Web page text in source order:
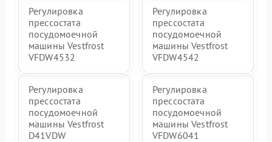
Регулировка
прессостата
посудомоечной
машины Vestfrost
VFDW4532
Регулировка
прессостата
посудомоечной
машины Vestfrost
VFDW4542
Регулировка
прессостата
посудомоечной
машины Vestfrost
D41VDW
Регулировка
прессостата
посудомоечной
машины Vestfrost
VFDW6041